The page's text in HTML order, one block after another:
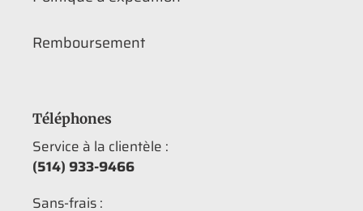
Remboursement
Téléphones
Service à la clientèle :
(514) 933-9466
Sans-frais :